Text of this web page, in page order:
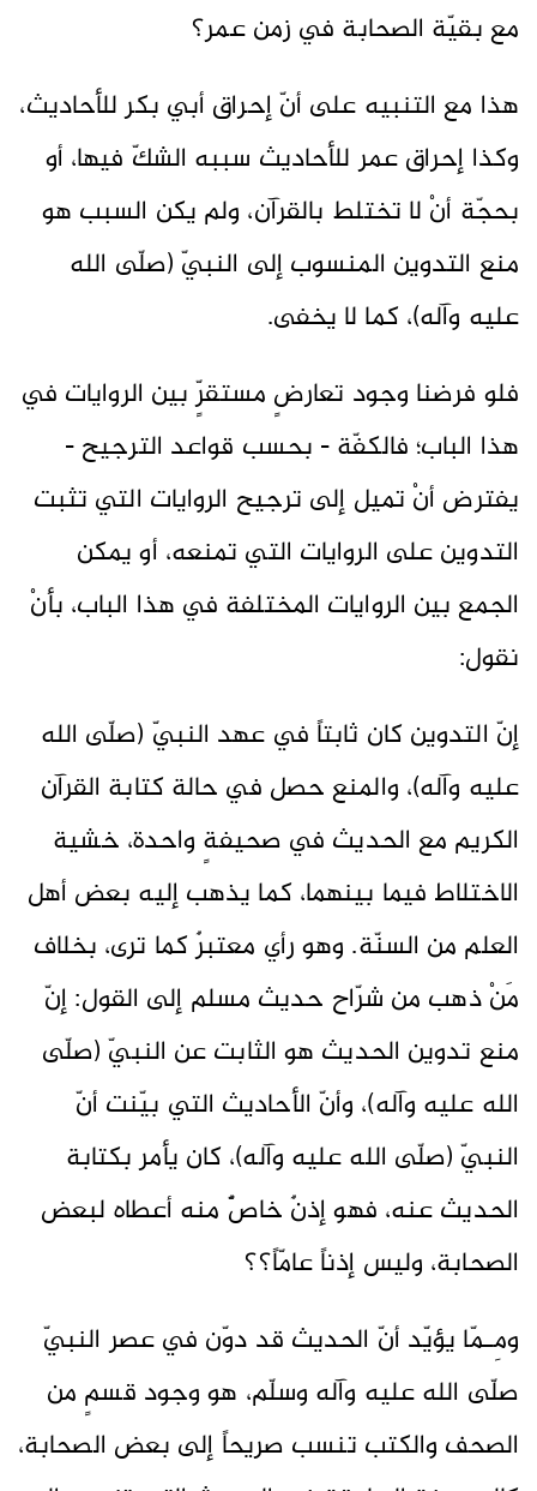
مع بقيّة الصحابة في زمن عمر؟
هذا مع التنبيه على أنّ إحراق أبي بكر للأحاديث،
وكذا إحراق عمر للأحاديث سببه الشكّ فيها، أو
بحجّة أنْ لا تختلط بالقرآن، ولم يكن السبب هو
منع التدوين المنسوب إلى النبيّ (صلّى الله
عليه وآله)، كما لا يخفى.
فلو فرضنا وجود تعارضٍ مستقرٍّ بين الروايات في
هذا الباب؛ فالكفّة - بحسب قواعد الترجيح -
يفترض أنْ تميل إلى ترجيح الروايات التي تثبت
التدوين على الروايات التي تمنعه، أو يمكن
الجمع بين الروايات المختلفة في هذا الباب، بأنْ
نقول:
إنّ التدوين كان ثابتاً في عهد النبيّ (صلّى الله
عليه وآله)، والمنع حصل في حالة كتابة القرآن
الكريم مع الحديث في صحيفةٍ واحدة، خشية
الاختلاط فيما بينهما، كما يذهب إليه بعض أهل
العلم من السنّة. وهو رأي معتبرٌ كما ترى، بخلاف
مَنْ ذهب من شرّاح حديث مسلم إلى القول: إنّ
منع تدوين الحديث هو الثابت عن النبيّ (صلّى
الله عليه وآله)، وأنّ الأحاديث التي بيّنت أنّ
النبيّ (صلّى الله عليه وآله)، كان يأمر بكتابة
الحديث عنه، فهو إذنٌ خاصٌّ منه أعطاه لبعض
الصحابة، وليس إذناً عامّاً؟؟
ومِـمّا يؤيّد أنّ الحديث قد دوّن في عصر النبيّ
صلّى الله عليه وآله وسلّم، هو وجود قسمٍ من
الصحف والكتب تنسب صريحاً إلى بعض الصحابة،